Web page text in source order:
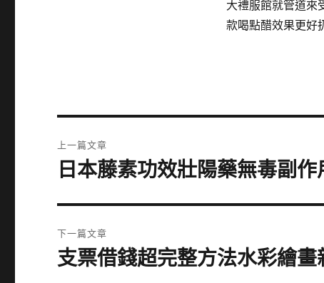
大禮服館就管道來
款喝點醋效果更好
章
上一篇文章
上
篇
文
章:
日本藤素功效壯陽藥無毒副
下一篇文章
下
支票借錢超完整方法水彩繪